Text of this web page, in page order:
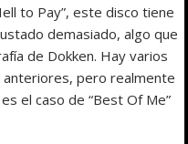
to Pay”, este disco tiene
demasiado, algo que
de Dokken. Hay varios
pero realmente
el caso de “Best Of Me”